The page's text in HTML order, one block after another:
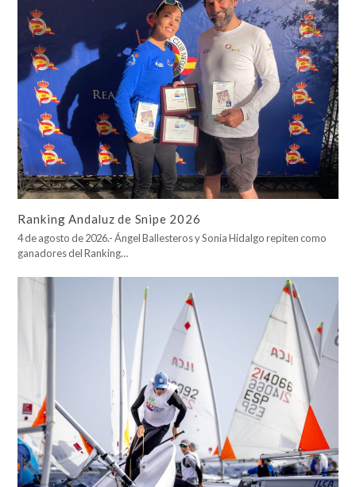
Ranking Andaluz de Snipe 2026
4 de agosto de 2026.- Ángel Ballesteros y Sonia Hidalgo repiten como
ganadores del Ranking…